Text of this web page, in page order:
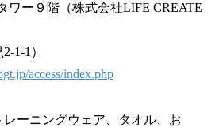
ワー９階（株式会社LIFE CREATE
1-1）
access/index.php
レーニングウェア、タオル、お